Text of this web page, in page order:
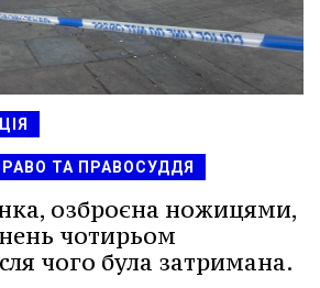
ТА ПРАВОСУДДЯ
озброєна ножицями,
чотирьом
чого була затримана.